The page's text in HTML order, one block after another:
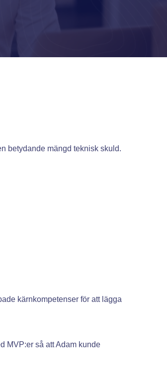
betydande mängd teknisk skuld.
kärnkompetenser för att lägga
MVP:er så att Adam kunde